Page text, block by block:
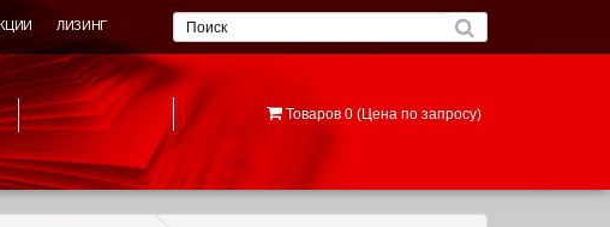
ЛИЗИНГ
Товаров 0 (Цена по запросу)